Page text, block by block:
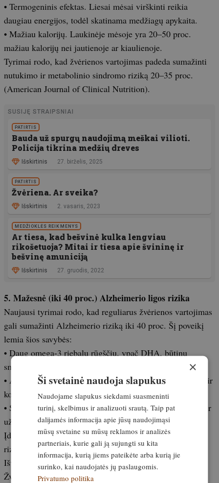
• Termogeninis efektas. Liesai mėsai virškinti reikia
daugiau energijos, todėl skatinama medžiagų apykaita.
• Mažiau kalorijų. Laukinėje mėsoje yra 20–50 proc.
mažiau kalorijų nei jautienoje ar kiaulienoje.
Tyrimai rodo, kad žvėrienos vartojimas padeda sumažinti
nutukimo ir metabolinio sindromo riziką 20–35 proc.
(American Journal of Clinical Nutrition).
SUSIJĘ STRAIPSNIAI
PATIRTIS
Bauda už spurgų naudojimą meškai vilioti.
Policija tikrina medžių dreves
Išskirtinis 27. birželis, 2025
PATIRTIS
Žvėriena. Ar sveika?
Išskirtinis 2. vasaris, 2023
MEDŽIOKLĖS REIKMENYS
Ar tiesa, kad bešvinė kulka lengviau
rikošetuoja? Mitai ir tiesa apie švininę ir
bešvinę amuniciją
Išskirtinis 27. gruodis, 2022
5. Mažesnė (iki 40 proc.) Alzheimerio ligos rizika
Naujausi tyrimai rodo, kad reguliarus žvėrienos vartojimas
gali sumažinti Alzheimerio riziką iki 40 proc. Šį poveikį
lemia šios savybės:
• Daug omega-3 riebalų rūgščių, ypač DHA, būtinų
smegenų ląstelėms.
• Aukštas B12 ir folio rūgšties, reikalingų nervų sistemai ir
kognityvinėms funkcijoms palaikyti, kiekis.
• Selenas ir cinkas, padedantys mažinti oksidacinį stresą ir
uždegimą – pagrindinius Alzheimerio rizikos veiksnius.
Įdomu! Žmonėms, turintiems žemą B12 lygį, demencijos
rizika padidėja iki 4 kartų.
Išvados
Žvėriena gali būti sveika alternatyva pramoniniu būdu
×
Ši svetainė naudoja slapukus
Naudojame slapukus siekdami suasmeninti
turinį, skelbimus ir analizuoti srautą. Taip pat
dalijamės informacija apie jūsų naudojimąsi
mūsų svetaine su mūsų reklamos ir analizės
partneriais, kurie gali ją sujungti su kita
informacija, kurią jiems pateikėte arba kurią jie
surinko, kai naudojatės jų paslaugomis.
Privatumo politika